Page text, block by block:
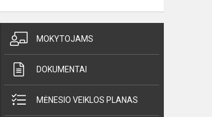
MOKYTOJAMS
DOKUMENTAI
MĖNESIO VEIKLOS PLANAS